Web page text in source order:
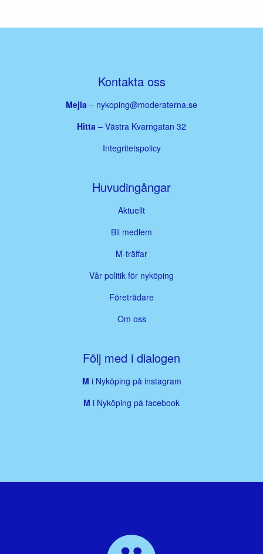
Kontakta oss
Mejla – nykoping@moderaterna.se
Hitta – Västra Kvarngatan 32
Integritetspolicy
Huvudingångar
Aktuellt
Bli medlem
M-träffar
Vår politik för nyköping
Företrädare
Om oss
Följ med i dialogen
M i Nyköping på instagram
M i Nyköping på facebook